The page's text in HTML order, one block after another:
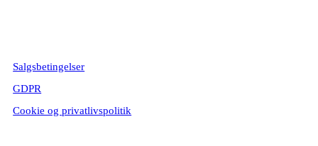
Salgsbetingelser
GDPR
Cookie og privatlivspolitik